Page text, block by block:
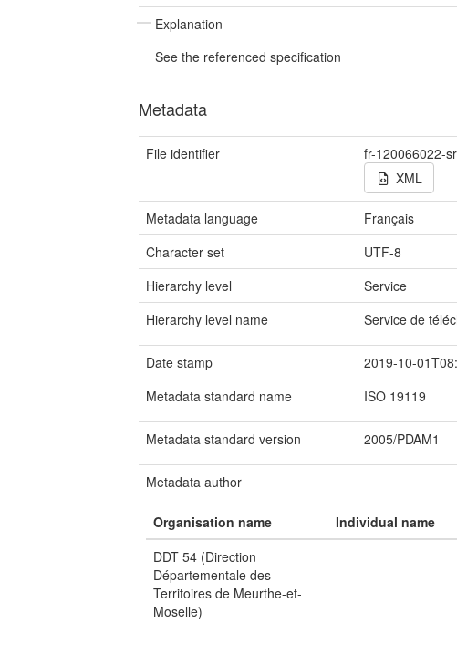
Explanation
See the referenced specification
Metadata
File identifier
fr-120066022-
XML
Metadata language
Français
Character set
UTF-8
Hierarchy level
Service
Hierarchy level name
Service de
Date stamp
2019-10-
Metadata standard name
ISO 19119
Metadata standard version 2005/PDAM1
Metadata author
Organisation name Individual name
DDT 54 (Direction
Départementale des
Territoires de Meurthe-et-
Moselle)